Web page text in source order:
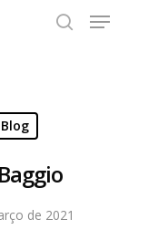
para fechar
Blog
de 2021